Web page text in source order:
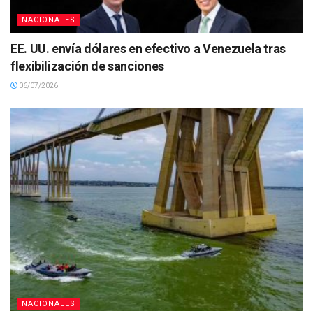
NACIONALES
EE. UU. envía dólares en efectivo a Venezuela tras
flexibilización de sanciones
06/07/2026
NACIONALES